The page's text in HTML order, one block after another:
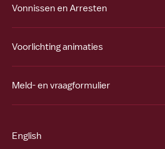
Vonnissen en Arresten
Voorlichting animaties
Meld- en vraagformulier
English